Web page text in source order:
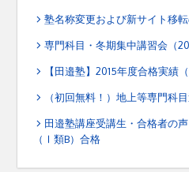
塾名称変更および新サイト移
専門科目・冬期集中講習会（
【田邉塾】2015年度合格実績
（初回無料！）地上等専門科
田邉塾講座受講生・合格者の
（Ⅰ類B）合格